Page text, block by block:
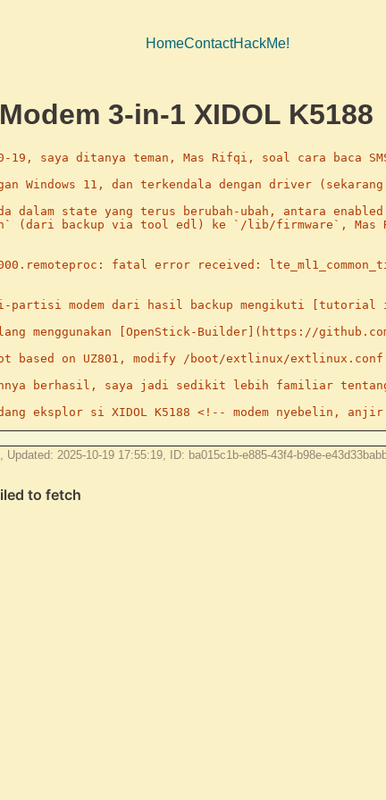
HomeContactHackMe!
3-in-1 XIDOL K5188
19, saya ditanya teman, Mas Rifqi, soal cara
Windows 11, dan terkendala dengan driver
dalam state yang terus berubah-ubah, antara
(dari backup via tool edl) ke `/lib/firmware`, Mas
fatal error received:
modem dari hasil backup mengikuti [tutorial
menggunakan [OpenStick-Builder](https://
based on UZ801, modify /boot/extlinux/
berhasil, saya jadi sedikit lebih familiar
eksplor si XIDOL K5188 <!-- modem
Updated: 2025-10-19 17:55:19, ID: ba015c1b-e885-43f4-b98e-